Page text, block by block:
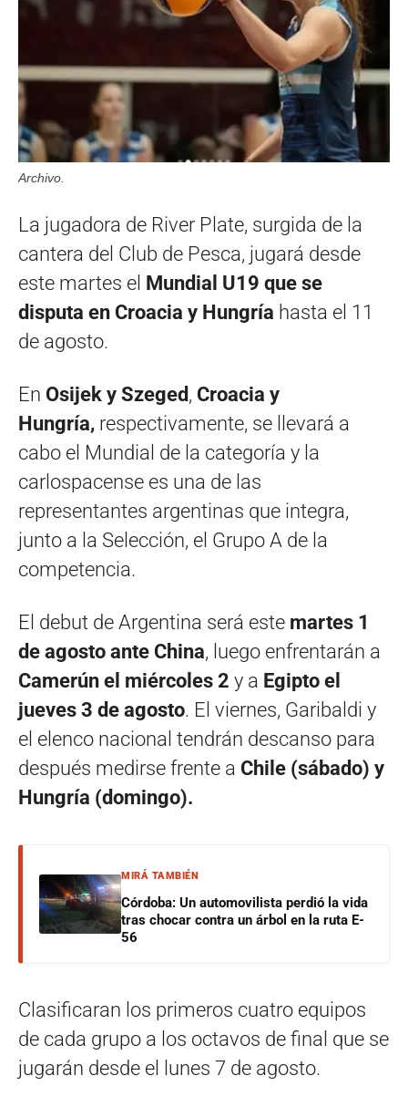
Archivo.
La jugadora de River Plate, surgida de la
cantera del Club de Pesca, jugará desde
este martes el Mundial U19 que se
disputa en Croacia y Hungría hasta el 11
de agosto.
En Osijek y Szeged, Croacia y
Hungría, respectivamente, se llevará a
cabo el Mundial de la categoría y la
carlospacense es una de las
representantes argentinas que integra,
junto a la Selección, el Grupo A de la
competencia.
El debut de Argentina será este martes 1
de agosto ante China, luego enfrentarán a
Camerún el miércoles 2 y a Egipto el
jueves 3 de agosto. El viernes, Garibaldi y
el elenco nacional tendrán descanso para
después medirse frente a Chile (sábado) y
Hungría (domingo).
MIRÁ TAMBIÉN
Córdoba: Un automovilista perdió la vida
tras chocar contra un árbol en la ruta E-
56
Clasificaran los primeros cuatro equipos
de cada grupo a los octavos de final que se
jugarán desde el lunes 7 de agosto.